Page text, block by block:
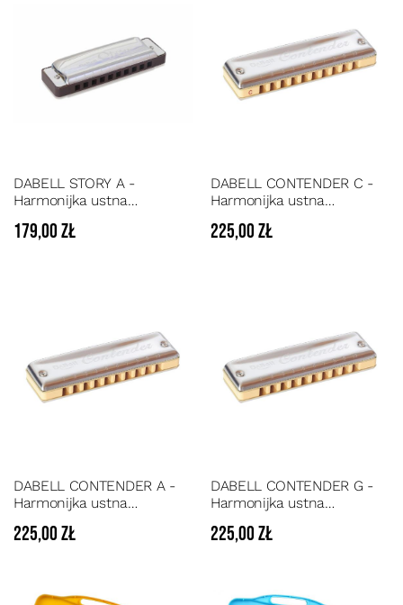
DABELL STORY A -
Harmonijka ustna
179,00 zł
DABELL CONTENDER C -
Harmonijka ustna
225,00 zł
DABELL CONTENDER A -
Harmonijka ustna
225,00 zł
DABELL CONTENDER G -
Harmonijka ustna
225,00 zł